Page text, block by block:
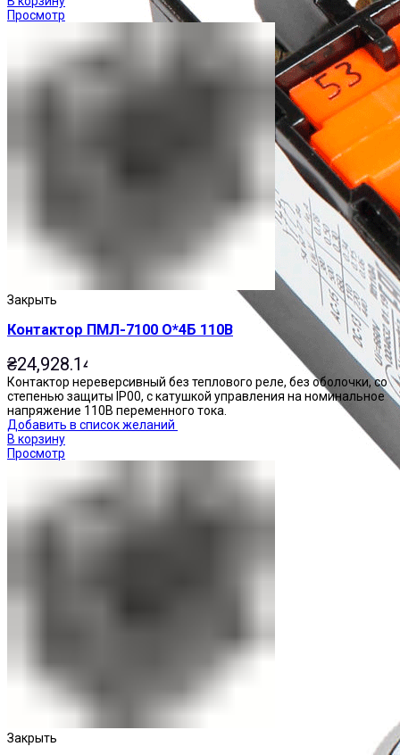
Просмотр
Закрыть
Контактор ПМЛ-7100 О*4Б 110В
₴24,928.14
Контактор нереверсивный без теплового реле, без оболочки, со
степенью защиты IP00, с катушкой управления на номинальное
напряжение 110В переменного тока.
Добавить в список желаний
В корзину
Просмотр
Закрыть